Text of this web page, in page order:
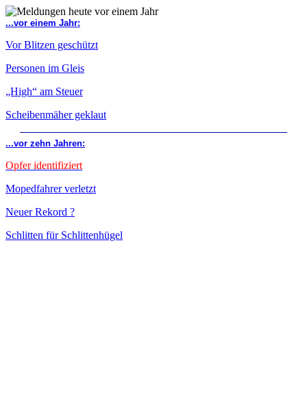
...vor einem Jahr:
Vor Blitzen geschützt
Personen im Gleis
„High“ am Steuer
Scheibenmäher geklaut
...vor zehn Jahren:
Opfer identifiziert
Mopedfahrer verletzt
Neuer Rekord ?
Schlitten für Schlittenhügel